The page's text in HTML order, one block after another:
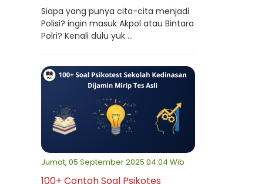
Siapa yang punya cita-cita menjadi
Polisi? ingin masuk Akpol atau Bintara
Polri? Kenali dulu yuk ...
Jumat, 05 September 2025 04:04 Wib
100+ Contoh Soal Psikotes